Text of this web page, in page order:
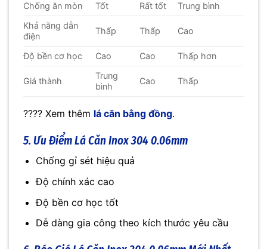
Chống ăn mòn
Tốt Rất tốt
Trung bình
Khả năng dẫn
điện
Thấp Thấp Cao
Độ bền cơ học Cao Cao Thấp hơn
Giá thành
Trung
bình
Cao Thấp
???? Xem thêm lá căn bằng đồng.
5. Ưu Điểm Lá Căn Inox 304 0.06mm
Chống gỉ sét hiệu quả
Độ chính xác cao
Độ bền cơ học tốt
Dễ dàng gia công theo kích thước yêu cầu